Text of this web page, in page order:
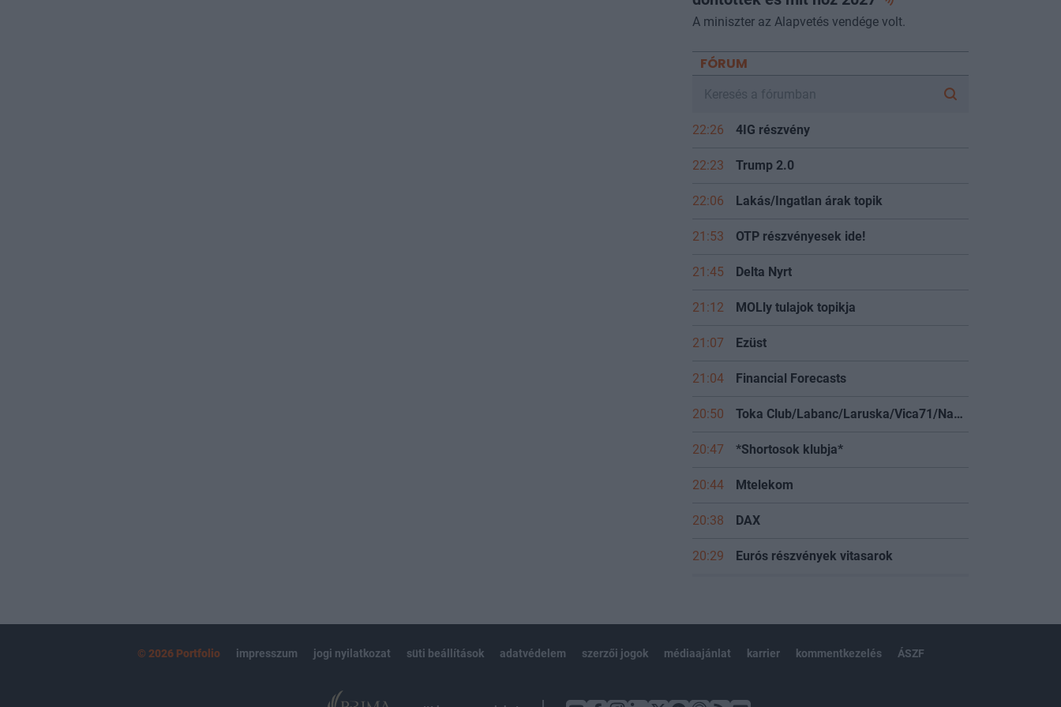
A miniszter az Alapvetés vendége volt.
FÓRUM
22:26 4IG részvény
22:23 Trump 2.0
22:06 Lakás/Ingatlan árak topik
21:53 OTP részvényesek ide!
21:45 Delta Nyrt
21:12 MOLly tulajok topikja
21:07 Ezüst
21:04 Financial Forecasts
20:50 Toka Club/Labanc/Laruska/Vica71/Nacky/Bpali/Oldrider/Josefernando/Mcbull/Kawaszabi
20:47 *Shortosok klubja*
20:44 Mtelekom
20:38 DAX
20:29 Eurós részvények vitasarok
© 2026 Portfolio impresszum jogi nyilatkozat süti beállítások adatvédelem szerzői jogok médiaajánlat karrier kommentkezelés ÁSZF